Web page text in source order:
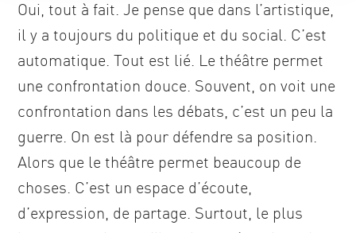
Oui, tout à fait. Je pense que dans l’artistique,
il y a toujours du politique et du social. C’est
automatique. Tout est lié. Le théâtre permet
une confrontation douce. Souvent, on voit une
confrontation dans les débats, c’est un peu la
guerre. On est là pour défendre sa position.
Alors que le théâtre permet beaucoup de
choses. C’est un espace d’écoute,
d’expression, de partage. Surtout, le plus